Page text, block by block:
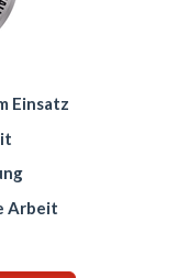
Einsatz
Arbeit